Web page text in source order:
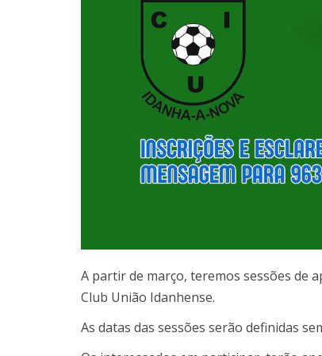
A partir de março, teremos sessões de
Club União Idanhense.
As datas das sessões serão definidas